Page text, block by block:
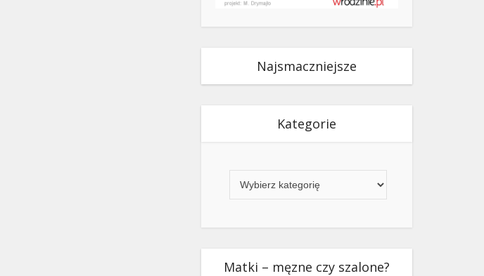
Najsmaczniejsze
Kategorie
Matki – męzne czy szalone?